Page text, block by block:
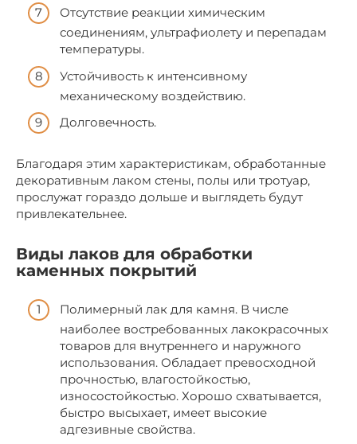
Отсутствие реакции химическим
соединениям, ультрафиолету и перепадам
температуры.
Устойчивость к интенсивному
механическому воздействию.
Долговечность.
Благодаря этим характеристикам, обработанные
декоративным лаком стены, полы или тротуар,
прослужат гораздо дольше и выглядеть будут
привлекательнее.
Виды лаков для обработки
каменных покрытий
Полимерный лак для камня. В числе
наиболее востребованных лакокрасочных
товаров для внутреннего и наружного
использования. Обладает превосходной
прочностью, влагостойкостью,
износостойкостью. Хорошо схватывается,
быстро высыхает, имеет высокие
адгезивные свойства.